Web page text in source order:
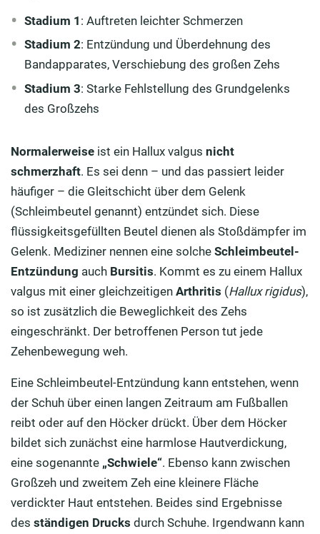
Stadium 1 : Auftreten leichter Schmerzen
Stadium 2: Entzündung und Überdehnung des
Bandapparates, Verschiebung des großen Zehs
Stadium 3: Starke Fehlstellung des Grundgelenks
des Großzehs
Normalerweise ist ein Hallux valgus nicht
schmerzhaft. Es sei denn – und das passiert leider
häufiger – die Gleitschicht über dem Gelenk
(Schleimbeutel genannt) entzündet sich. Diese
flüssigkeitsgefüllten Beutel dienen als Stoßdämpfer im
Gelenk. Mediziner nennen eine solche Schleimbeutel-
Entzündung auch Bursitis. Kommt es zu einem Hallux
valgus mit einer gleichzeitigen Arthritis (Hallux rigidus),
so ist zusätzlich die Beweglichkeit des Zehs
eingeschränkt. Der betroffenen Person tut jede
Zehenbewegung weh.
Eine Schleimbeutel-Entzündung kann entstehen, wenn
der Schuh über einen langen Zeitraum am Fußballen
reibt oder auf den Höcker drückt. Über dem Höcker
bildet sich zunächst eine harmlose Hautverdickung,
eine sogenannte „Schwiele“. Ebenso kann zwischen
Großzeh und zweitem Zeh eine kleinere Fläche
verdickter Haut entstehen. Beides sind Ergebnisse
des ständigen Drucks durch Schuhe. Irgendwann kann